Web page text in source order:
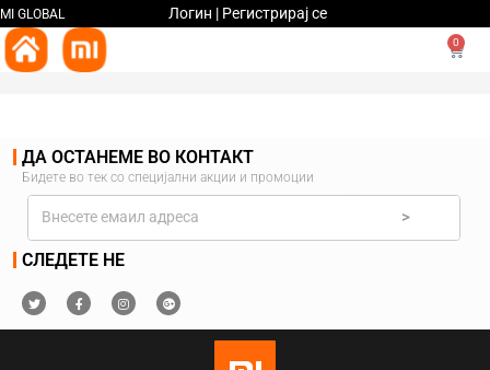
MI GLOBAL Логин | Регистрирај се
0
ДА ОСТАНЕМЕ ВО КОНТАКТ
Бидете во тек со специјални акции и промоции
>
СЛЕДЕТЕ НЕ